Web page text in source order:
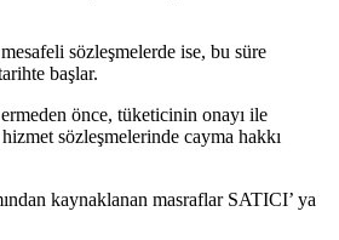
sözleşmelerde ise, bu süre
başlar.
önce, tüketicinin onayı ile
sözleşmelerinde cayma hakkı
kaynaklanan masraflar SATICI’ ya